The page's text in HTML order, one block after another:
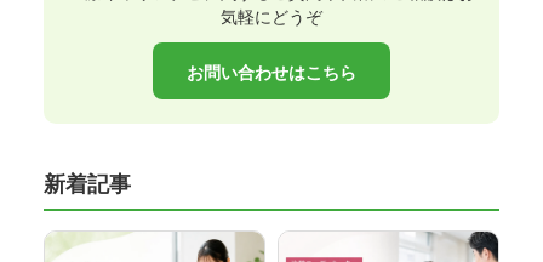
気軽にどうぞ
お問い合わせはこちら
新着記事